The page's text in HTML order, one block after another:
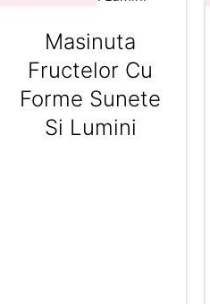
Masinuta
Fructelor Cu
Forme Sunete
Si Lumini